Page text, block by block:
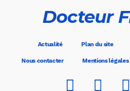
Docteur
Actualité Plan du site
Nous contacter Mentions légales